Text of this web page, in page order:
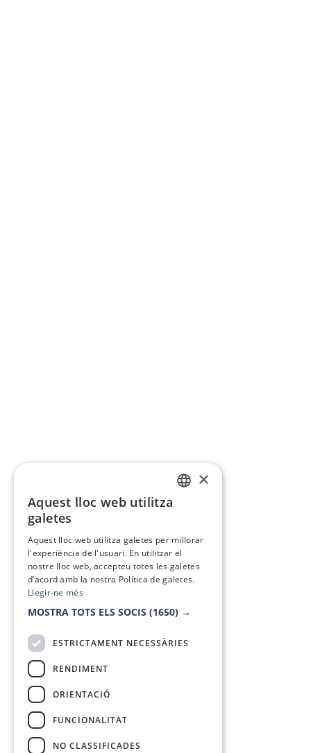
×
Aquest lloc web utilitza
galetes
Aquest lloc web utilitza galetes per millorar
l'experiència de l'usuari. En utilitzar el
nostre lloc web, accepteu totes les galetes
d’acord amb la nostra Política de galetes.
Llegir-ne més
MOSTRA TOTS ELS SOCIS (1650) →
ESTRICTAMENT NECESSÀRIES
RENDIMENT
ORIENTACIÓ
FUNCIONALITAT
NO CLASSIFICADES